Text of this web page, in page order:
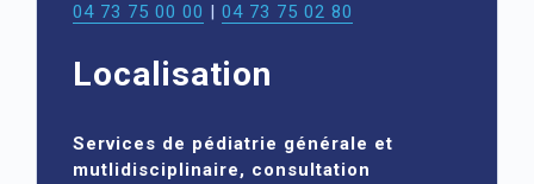
04 73 75 00 00 | 04 73 75 02 80
Localisation
Services de pédiatrie générale et
mutlidisciplinaire, consultation